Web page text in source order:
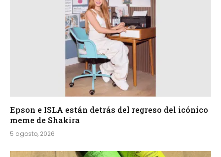
Epson e ISLA están detrás del regreso del icónico
meme de Shakira
5 agosto, 2026